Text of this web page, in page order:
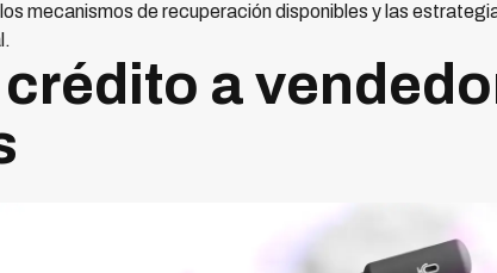
mecanismos de recuperación disponibles y las
a